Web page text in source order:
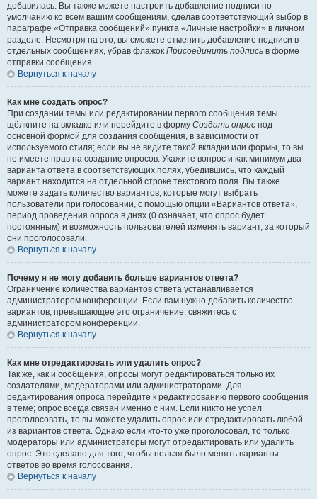
добавилась. Вы также можете настроить добавление подписи по
умолчанию ко всем вашим сообщениям, сделав соответствующий выбор в
параграфе «Отправка сообщений» пункта «Личные настройки» в личном
разделе. Несмотря на это, вы сможете отменить добавление подписи в
отдельных сообщениях, убрав флажок Присоединить подпись в форме
отправки сообщения.
Вернуться к началу
Как мне создать опрос?
При создании темы или редактировании первого сообщения темы
щёлкните на вкладке или перейдите в форму Создать опрос под
основной формой для создания сообщения, в зависимости от
используемого стиля; если вы не видите такой вкладки или формы, то вы
не имеете прав на создание опросов. Укажите вопрос и как минимум два
варианта ответа в соответствующих полях, убедившись, что каждый
вариант находится на отдельной строке текстового поля. Вы также
можете задать количество вариантов, которые могут выбрать
пользователи при голосовании, с помощью опции «Вариантов ответа»,
период проведения опроса в днях (0 означает, что опрос будет
постоянным) и возможность пользователей изменять вариант, за который
они проголосовали.
Вернуться к началу
Почему я не могу добавить больше вариантов ответа?
Ограничение количества вариантов ответа устанавливается
администратором конференции. Если вам нужно добавить количество
вариантов, превышающее это ограничение, свяжитесь с
администратором конференции.
Вернуться к началу
Как мне отредактировать или удалить опрос?
Так же, как и сообщения, опросы могут редактироваться только их
создателями, модераторами или администраторами. Для
редактирования опроса перейдите к редактированию первого сообщения
в теме; опрос всегда связан именно с ним. Если никто не успел
проголосовать, то вы можете удалить опрос или отредактировать любой
из вариантов ответа. Однако если кто-то уже проголосовал, то только
модераторы или администраторы могут отредактировать или удалить
опрос. Это сделано для того, чтобы нельзя было менять варианты
ответов во время голосования.
Вернуться к началу